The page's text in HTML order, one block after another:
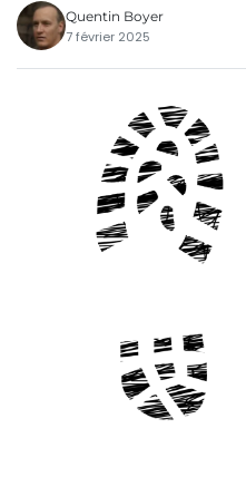
Quentin Boyer
7 février 2025